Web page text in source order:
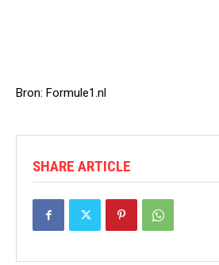
Bron: Formule1.nl
SHARE ARTICLE